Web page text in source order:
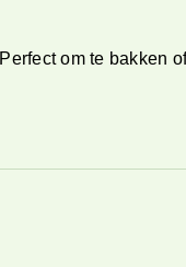
om te bakken